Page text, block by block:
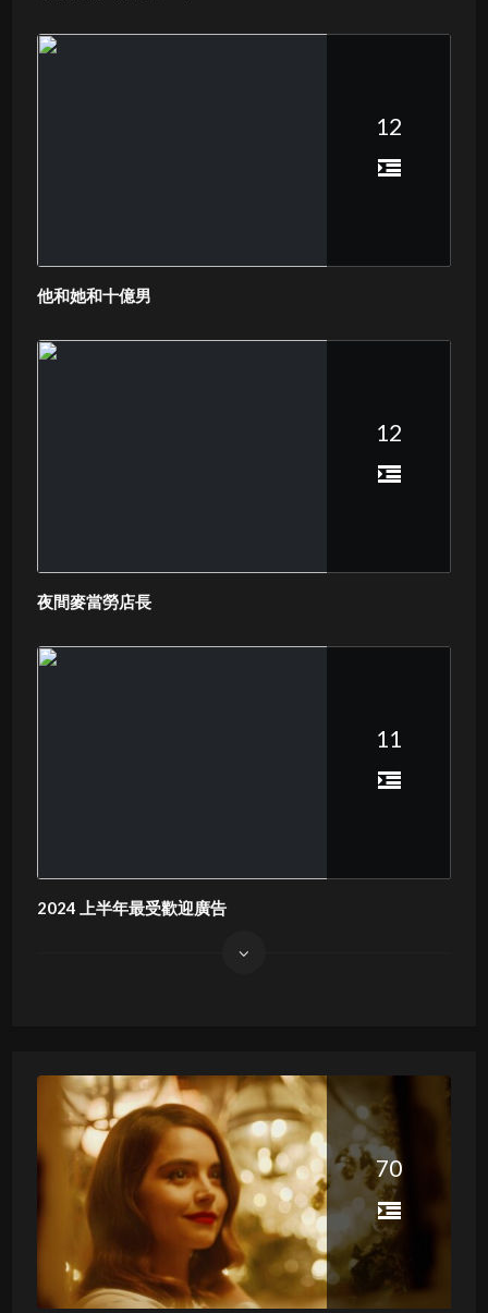
12
他和她和十億男
12
夜間麥當勞店長
11
2024 上半年最受歡迎廣告
70